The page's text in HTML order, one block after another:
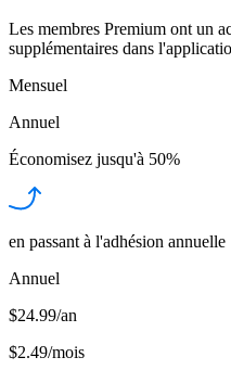
Les membres Premium ont un
supplémentaires dans
Mensuel
Annuel
Économisez jusqu'à 50%
en passant à l'adhésion annuelle
Annuel
$24.99/an
$2.49/mois